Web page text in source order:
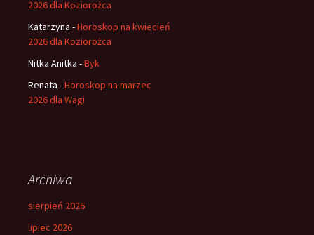
2026 dla Koziorożca
Katarzyna -Horoskop na kwiecień
2026 dla Koziorożca
Nitka Anitka -Byk
Renata -Horoskop na marzec
2026 dla Wagi
Archiwa
sierpień 2026
lipiec 2026